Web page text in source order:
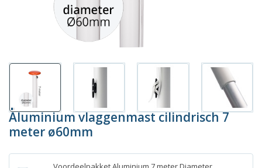
Aluminium vlaggenmast cilindrisch 7
meter ø60mm